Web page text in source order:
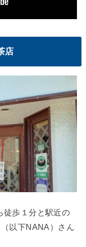
店
徒歩１分と駅近の
以下NANA）さん